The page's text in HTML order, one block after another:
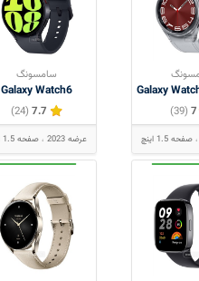
Galaxy
7
(39)
صفحه 1.5 اینچ
سامسونگ
Galaxy Watch6
7.7
(24)
عرضه 2023 صفحه 1.5 اینچ